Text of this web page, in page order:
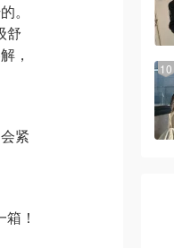
。
舒
，
紧
！